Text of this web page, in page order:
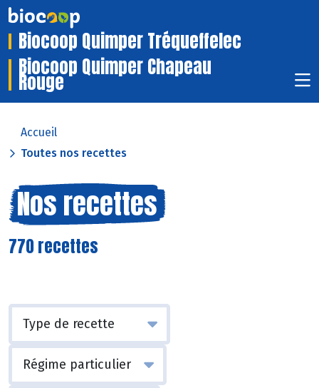
Biocoop Quimper Tréqueffelec
Biocoop Quimper Chapeau
Rouge
Accueil
Toutes nos recettes
Nos recettes
770 recettes